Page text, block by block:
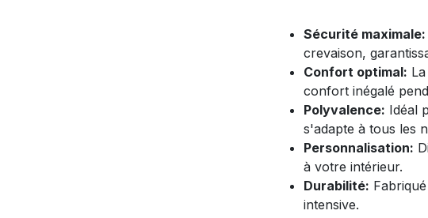
Sécurité maximale:
crevaison,
Confort optimal:
confort inégalé
Polyvalence: Idéal
s'adapte à tous les
Personnalisation:
à votre intérieur.
Durabilité:
intensive.